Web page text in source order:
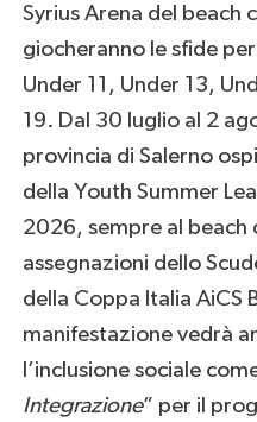
Syrius Arena del beach
giocheranno le sfide
Under 11, Under 13,
19. Dal 30 luglio al 2
provincia di Salerno
della Youth Summer
2026, sempre al beach
assegnazioni dello
della Coppa Italia AiCS
manifestazione vedrà
l’inclusione sociale
Integrazione” per i l